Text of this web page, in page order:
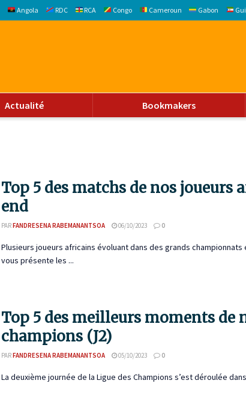
Angola RDC RCA Congo Cameroun Gabon
Actualité Bookmakers
Top 5 des matchs de nos joueurs
end
PARFANDRESENA RABEMANANTSOA 06/10/2023 0
Plusieurs joueurs africains évoluant dans des grands
vous présente les ...
Top 5 des meilleurs moments de
champions (J2)
PARFANDRESENA RABEMANANTSOA 05/10/2023 0
La deuxième journée de la Ligue des Champions s’est déroulée